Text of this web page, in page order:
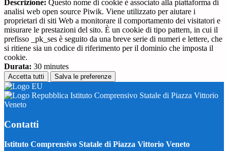
Descrizione: Questo nome di cookie è associato alla piattaforma di
analisi web open source Piwik. Viene utilizzato per aiutare i
proprietari di siti Web a monitorare il comportamento dei visitatori e
misurare le prestazioni del sito. È un cookie di tipo pattern, in cui il
prefisso _pk_ses è seguito da una breve serie di numeri e lettere, che
si ritiene sia un codice di riferimento per il dominio che imposta il
cookie.
Durata: 30 minutes
Accetta tutti Salva le preferenze
Istituto Comprensivo Statale di Piazza Vittorio
Veneto
Contatti
Istituto Comprensivo Statale di Piazza Vittorio Veneto